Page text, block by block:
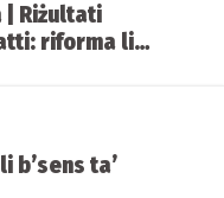
| Riżultati
riforma li
b’sens ta’